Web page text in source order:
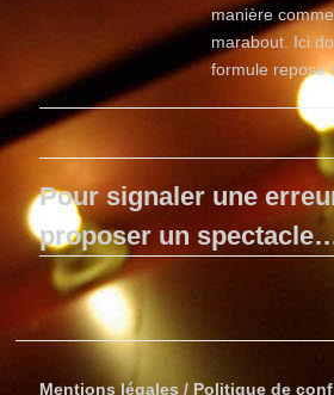
manière
marabout. Ici
formule repose
Pour signaler une
proposer un
Mentions légales / Politique de